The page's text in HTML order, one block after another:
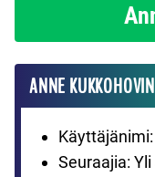
ANNE
Seuraajia: